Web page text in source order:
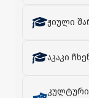
ჟიული
აკაკი